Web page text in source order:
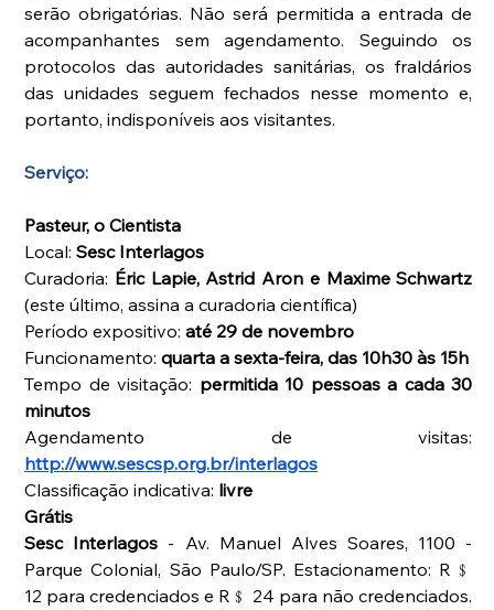
serão obrigatórias. Não será permitida a entrada de
acompanhantes sem agendamento. Seguindo os
protocolos das autoridades sanitárias, os fraldários
das unidades seguem fechados nesse momento e,
portanto, indisponíveis aos visitantes.
Serviço:
Pasteur, o Cientista
Local: Sesc Interlagos
Curadoria: Éric Lapie, Astrid Aron e Maxime Schwartz
(este último, assina a curadoria científica)
Período expositivo: até 29 de novembro
Funcionamento: quarta a sexta-feira, das 10h30 às 15h
Tempo de visitação: permitida 10 pessoas a cada 30
minutos
http://www.sescsp.org.br/interlagos
Classificação indicativa: livre
Grátis
Sesc Interlagos - Av. Manuel Alves Soares, 1100 -
Parque Colonial, São Paulo/SP. Estacionamento: R﹩
12 para credenciados e R﹩ 24 para não credenciados.